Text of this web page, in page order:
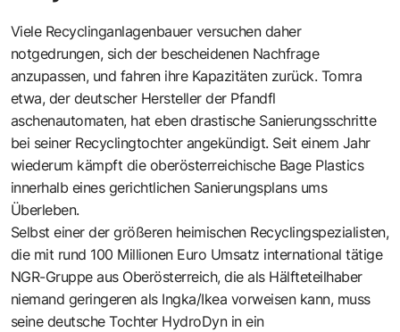
Viele Recyclinganlagenbauer versuchen daher
notgedrungen, sich der bescheidenen Nachfrage
anzupassen, und fahren ihre Kapazitäten zurück. Tomra
etwa, der deutscher Hersteller der Pfandfl
aschenautomaten, hat eben drastische Sanierungsschritte
bei seiner Recyclingtochter angekündigt. Seit einem Jahr
wiederum kämpft die oberösterreichische Bage Plastics
innerhalb eines gerichtlichen Sanierungsplans ums
Überleben.
Selbst einer der größeren heimischen Recyclingspezialisten,
die mit rund 100 Millionen Euro Umsatz international tätige
NGR-Gruppe aus Oberösterreich, die als Hälfteteilhaber
niemand geringeren als Ingka/Ikea vorweisen kann, muss
seine deutsche Tochter HydroDyn in ein